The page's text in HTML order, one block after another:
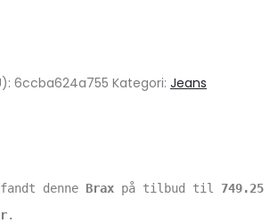
6ccba624a755 Kategori: Jeans
fandt denne Brax på tilbud til 749.25
.